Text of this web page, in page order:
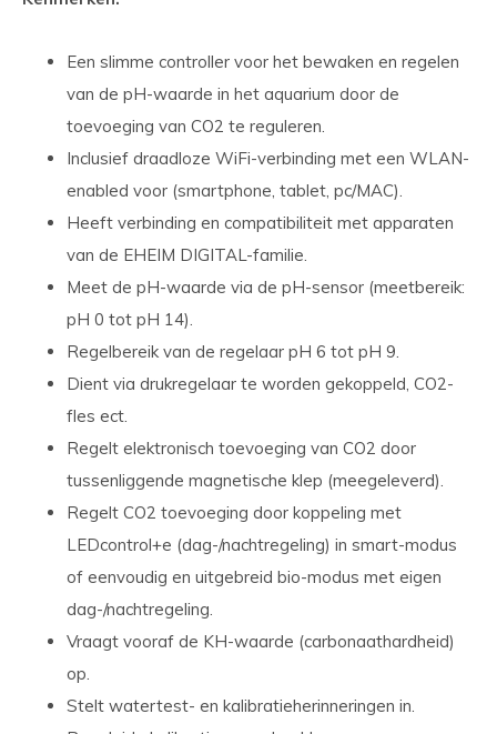
Een slimme controller voor het bewaken en regelen
van de pH-waarde in het aquarium door de
toevoeging van CO2 te reguleren.
Inclusief draadloze WiFi-verbinding met een WLAN-
enabled voor (smartphone, tablet, pc/MAC).
Heeft verbinding en compatibiliteit met apparaten
van de EHEIM DIGITAL-familie.
Meet de pH-waarde via de pH-sensor (meetbereik:
pH 0 tot pH 14).
Regelbereik van de regelaar pH 6 tot pH 9.
Dient via drukregelaar te worden gekoppeld, CO2-
fles ect.
Regelt elektronisch toevoeging van CO2 door
tussenliggende magnetische klep (meegeleverd).
Regelt CO2 toevoeging door koppeling met
LEDcontrol+e (dag-/nachtregeling) in smart-modus
of eenvoudig en uitgebreid bio-modus met eigen
dag-/nachtregeling.
Vraagt vooraf de KH-waarde (carbonaathardheid)
op.
Stelt watertest- en kalibratieherinneringen in.